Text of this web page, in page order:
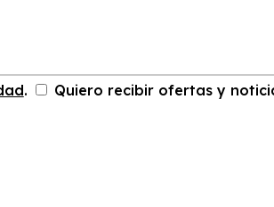
. Quiero recibir ofertas y